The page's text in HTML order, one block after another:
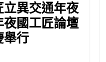
異交通年夜
國工匠論壇
舉行